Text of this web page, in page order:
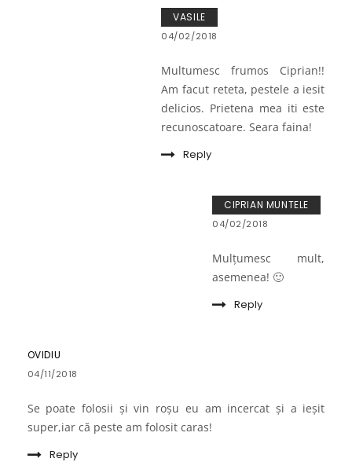
VASILE
04/02/2018
Multumesc frumos Ciprian!!
Am facut reteta, pestele a iesit
delicios. Prietena mea iti este
recunoscatoare. Seara faina!
Reply
CIPRIAN MUNTELE
04/02/2018
Mulțumesc mult,
asemenea! 🙂
Reply
OVIDIU
04/11/2018
Se poate folosii și vin roșu eu am incercat și a ieșit
super,iar că peste am folosit caras!
Reply